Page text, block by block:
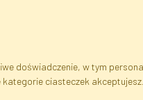
Pomoc Mapa
doświadczenie, w tym
ciasteczek akceptujesz.